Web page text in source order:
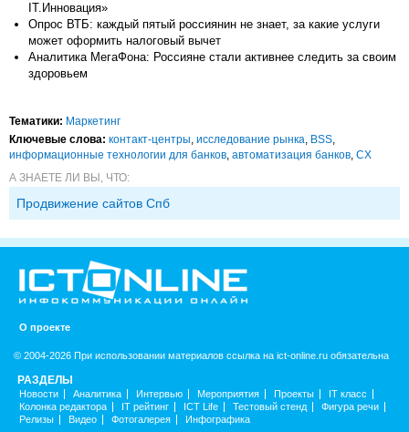
IT.Инновация»
Опрос ВТБ: каждый пятый россиянин не знает, за какие услуги
может оформить налоговый вычет
Аналитика МегаФона: Россияне стали активнее следить за своим
здоровьем
Тематики: Маркетинг
Ключевые слова: контакт-центры, исследование рынка, BSS,
информационные технологии для банков, автоматизация банков, CX
А ЗНАЕТЕ ЛИ ВЫ, ЧТО:
Продвижение сайтов Спб
О проекте
© 2004-2026 При использовании материалов ссылка на ict-online.ru обязательна
РАЗДЕЛЫ
Новости Аналитика Интервью Мероприятия Проекты
IT класс
Колонка редактора
IT рейтинг ICT Life Тестовый стенд
Фигура речи
Релизы
Видео Фотогалерея Инфографика